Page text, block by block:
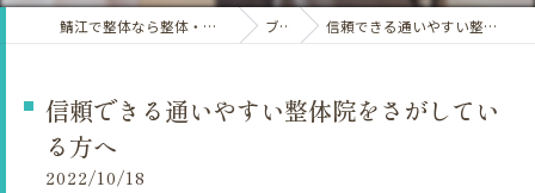
鯖江で整体なら整体・リラクゼーションSAVA ブログ 信頼できる通いやすい整体院をさがしている方へ
信頼できる通いやすい整体院をさがしてい
る方へ
2022/10/18